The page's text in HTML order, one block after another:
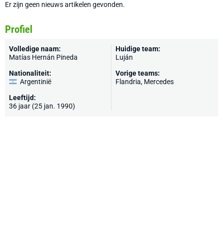
Er zijn geen nieuws artikelen gevonden.
Profiel
Volledige naam:
Matías Hernán Pineda
Nationaliteit:
Argentinië
Leeftijd:
36 jaar (25 jan. 1990)
Huidige team:
Luján
Vorige teams:
Flandria, Mercedes